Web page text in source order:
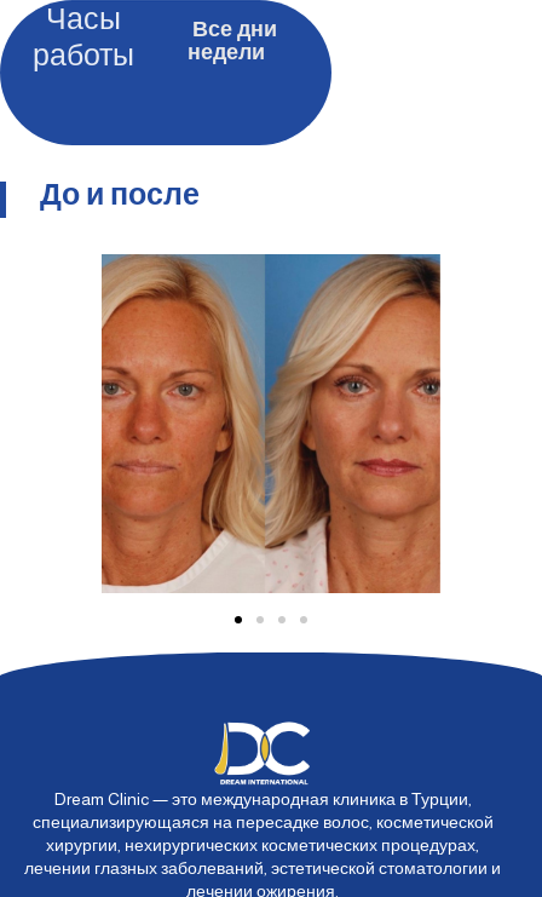
Часы
работы
Все дни
недели
До и после
Dream Clinic — это международная клиника в Турции,
специализирующаяся на пересадке волос, косметической
хирургии, нехирургических косметических процедурах,
лечении глазных заболеваний, эстетической стоматологии и
лечении ожирения.